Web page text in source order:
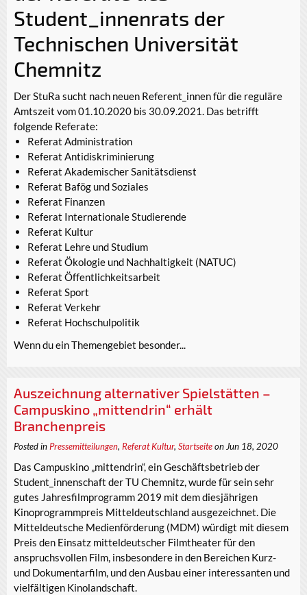
Student_innenrats der
Technischen Universität
Chemnitz
Der StuRa sucht nach neuen Referent_innen für die reguläre
Amtszeit vom 01.10.2020 bis 30.09.2021. Das betrifft
folgende Referate:
Referat Administration
Referat Antidiskriminierung
Referat Akademischer Sanitätsdienst
Referat Bafög und Soziales
Referat Finanzen
Referat Internationale Studierende
Referat Kultur
Referat Lehre und Studium
Referat Ökologie und Nachhaltigkeit (NATUC)
Referat Öffentlichkeitsarbeit
Referat Sport
Referat Verkehr
Referat Hochschulpolitik
Wenn du ein Themengebiet besonder...
Auszeichnung alternativer Spielstätten –
Campuskino „mittendrin“ erhält
Branchenpreis
Posted in Pressemitteilungen, Referat Kultur, Startseiteon Jun 18, 2020
Das Campuskino „mittendrin“, ein Geschäftsbetrieb der
Student_innenschaft der TU Chemnitz, wurde für sein sehr
gutes Jahresfilmprogramm 2019 mit dem diesjährigen
Kinoprogrammpreis Mitteldeutschland ausgezeichnet. Die
Mitteldeutsche Medienförderung (MDM) würdigt mit diesem
Preis den Einsatz mitteldeutscher Filmtheater für den
anspruchsvollen Film, insbesondere in den Bereichen Kurz-
und Dokumentarfilm, und den Ausbau einer interessanten und
vielfältigen Kinolandschaft.